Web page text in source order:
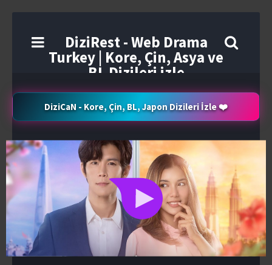
DiziRest - Web Drama
Turkey | Kore, Çin, Asya ve
BL Dizileri izle
DiziCaN - Kore, Çin, BL, Japon Dizileri İzle ❤️